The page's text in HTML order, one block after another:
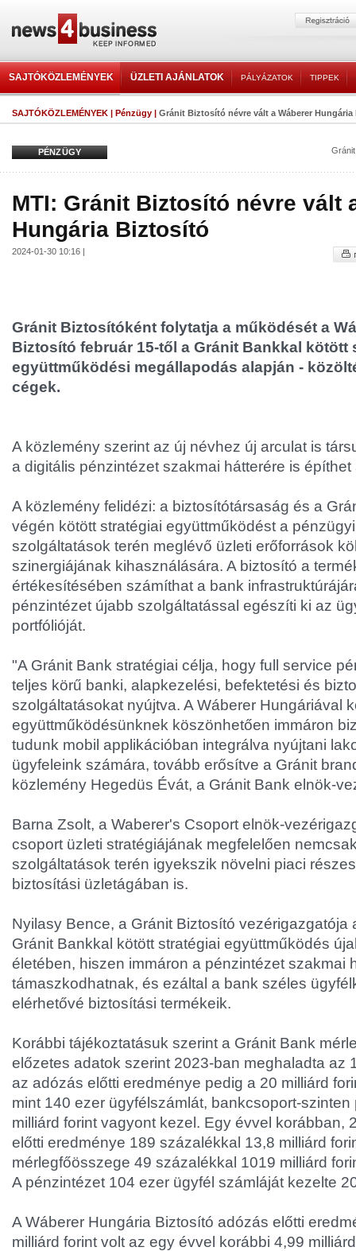
SAJTÓKÖZLEMÉNYEK ÜZLETI AJÁNLATOK PÁLYÁZATOK TIPPEK
SAJTÓKÖZLEMÉNYEK | Pénzügy | Gránit Biztosító névre vált a Wáberer
PÉNZÜGY
MTI: Gránit Biztosító névre vált
Hungária Biztosító
2024-01-30 10:16 |
Gránit Biztosítóként folytatja a működését a
Biztosító február 15-től a Gránit Bankkal kötött
együttműködési megállapodás alapján -
cégek.
A közlemény szerint az új névhez új arculat is
a digitális pénzintézet szakmai hátterére is építhet
A közlemény felidézi: a biztosítótársaság és a
végén kötött stratégiai együttműködést a
szolgáltatások terén meglévő üzleti erőforrások
szinergiájának kihasználására. A biztosító a
értékesítésében számíthat a bank
pénzintézet újabb szolgáltatással egészíti ki az
portfólióját.
"A Gránit Bank stratégiai célja, hogy full service
teljes körű banki, alapkezelési, befektetési és
szolgáltatásokat nyújtva. A Wáberer Hungáriával
együttműködésünknek köszönhetően immáron
tudunk mobil applikációban integrálva nyújtani
ügyfeleink számára, tovább erősítve a Gránit
közlemény Hegedüs Évát, a Gránit Bank elnök-
Barna Zsolt, a Waberer's Csoport elnök-
csoport üzleti stratégiájának megfelelően
szolgáltatások terén igyekszik növelni piaci
biztosítási üzletágában is.
Nyilasy Bence, a Gránit Biztosító vezérigazgatója
Gránit Bankkal kötött stratégiai együttműködés
életében, hiszen immáron a pénzintézet szakmai
támaszkodhatnak, és ezáltal a bank széles
elérhetővé biztosítási termékeik.
Korábbi tájékoztatásuk szerint a Gránit Bank
előzetes adatok szerint 2023-ban meghaladta az
az adózás előtti eredménye pedig a 20 milliárd
mint 140 ezer ügyfélszámlát, bankcsoport-
milliárd forint vagyont kezel. Egy évvel korábban,
előtti eredménye 189 százalékkal 13,8 milliárd
mérlegfőösszege 49 százalékkal 1019 milliárd
A pénzintézet 104 ezer ügyfél számláját kezelte
A Wáberer Hungária Biztosító adózás előtti
milliárd forint volt az egy évvel korábbi 4,99